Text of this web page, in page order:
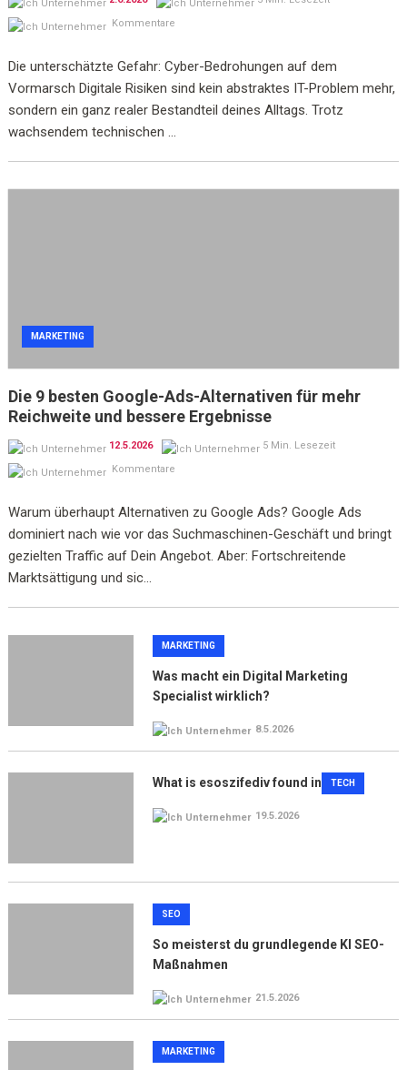
Kommentare
Die unterschätzte Gefahr: Cyber-Bedrohungen auf dem
Vormarsch Digitale Risiken sind kein abstraktes IT-Problem mehr,
sondern ein ganz realer Bestandteil deines Alltags. Trotz
wachsendem technischen ...
MARKETING
Die 9 besten Google-Ads-Alternativen für mehr
Reichweite und bessere Ergebnisse
12.5.2026
5 Min. Lesezeit
Kommentare
Warum überhaupt Alternativen zu Google Ads? Google Ads
dominiert nach wie vor das Suchmaschinen-Geschäft und bringt
gezielten Traffic auf Dein Angebot. Aber: Fortschreitende
Marktsättigung und sic...
MARKETING
Was macht ein Digital Marketing
Specialist wirklich?
8.5.2026
TECH
What is esoszifediv found in
19.5.2026
SEO
So meisterst du grundlegende KI SEO-
Maßnahmen
21.5.2026
MARKETING